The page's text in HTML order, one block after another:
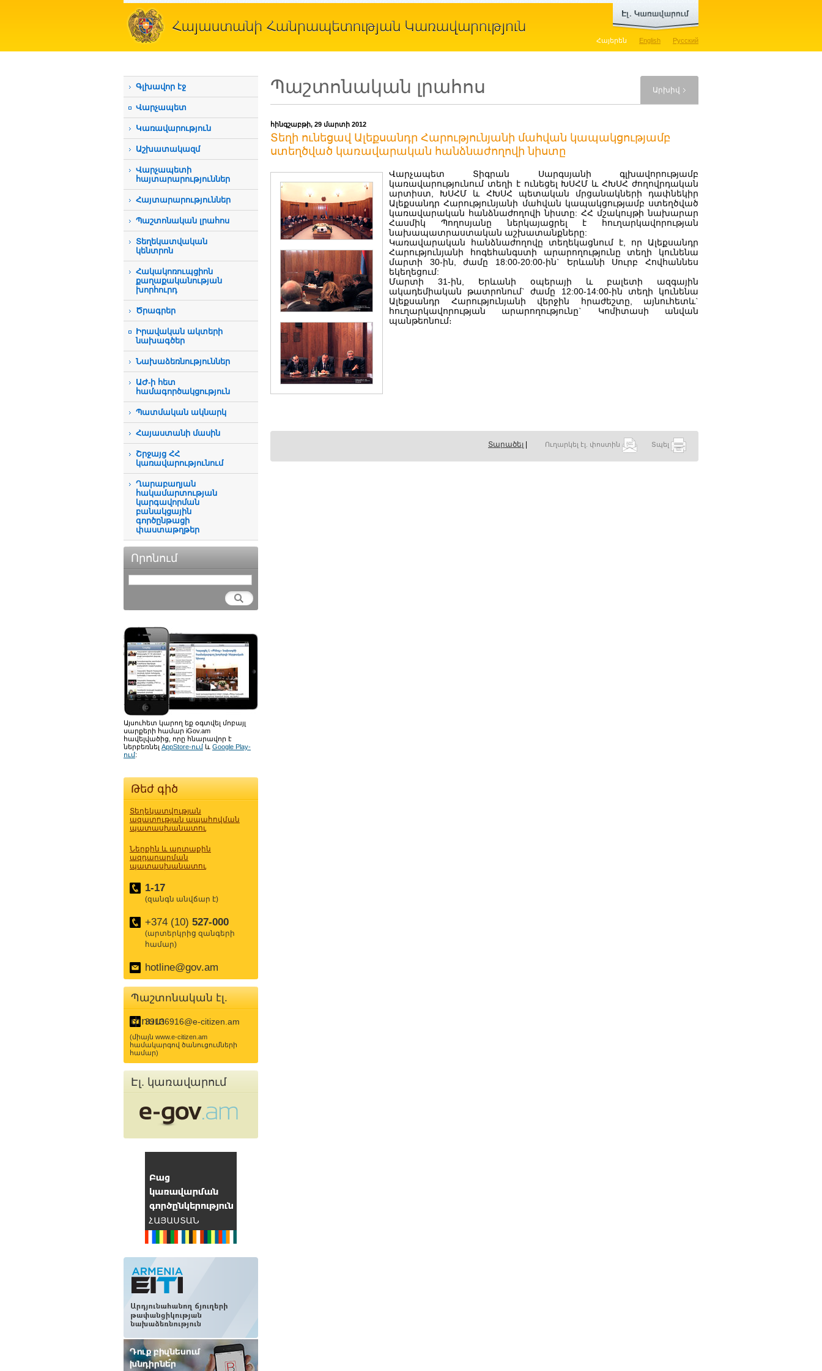
Հայերեն English Русский
Գլխավոր էջ
Վարչապետ
Կառավարություն
Աշխատակազմ
Վարչապետի
հայտարարություններ
Հայտարարություններ
Պաշտոնական լրահոս
Տեղեկատվական
կենտրոն
Հակակոռուպցիոն
քաղաքականության
խորհուրդ
Ծրագրեր
Իրավական ակտերի
նախագծեր
Նախաձեռնություններ
ԱԺ-ի հետ
համագործակցություն
Պատմական ակնարկ
Հայաստանի մասին
Շրջայց ՀՀ
կառավարությունում
Ղարաբաղյան
հակամարտության
կարգավորման
բանակցային
գործընթացի
փաստաթղթեր
Որոնում
Այսուհետ կարող եք օգտվել մոբայլ
սարքերի համար iGov.am
հավելվածից, որը հնարավոր է
ներբեռնել AppStore-ում և Google Play-
ում:
Թեժ գիծ
Տեղեկատվության
ազատության ապահովման
պատասխանատու
Ներքին և արտաքին
ազդարարման
պատասխանատու
1-17
(զանգն անվճար է)
+374 (10) 527-000
(արտերկրից զանգերի
համար)
hotline@gov.am
Պաշտոնական էլ.
փոստ
39136916@e-citizen.am
(միայն www.e-citizen.am
համակարգով ծանուցումների
համար)
Էլ. կառավարում
Պաշտոնական լրահոս Արխիվ
հինգշաբթի, 29 մարտի 2012
Տեղի ունեցավ Ալեքսանդր Հարությունյանի մահվան կապակցությամբ
ստեղծված կառավարական հանձնաժողովի նիստը
Վարչապետ Տիգրան Սարգսյանի գլխավորությամբ
կառավարությունում տեղի է ունեցել ԽՍՀՄ և ՀԽՍՀ ժողովրդական
արտիստ, ԽՍՀՄ և ՀԽՍՀ պետական մրցանակների դափնեկիր
Ալեքսանդր Հարությունյանի մահվան կապակցությամբ ստեղծված
կառավարական հանձնաժողովի նիստը: ՀՀ մշակույթի նախարար
Հասմիկ Պողոսյանը ներկայացրել է հուղարկավորության
նախապատրաստական աշխատանքները:
Կառավարական հանձնաժողովը տեղեկացնում է, որ Ալեքսանդր
Հարությունյանի հոգեհանգստի արարողությունը տեղի կունենա
մարտի 30-ին, ժամը 18:00-20:00-ին` Երևանի Սուրբ Հովհաննես
եկեղեցում:
Մարտի 31-ին, Երևանի օպերայի և բալետի ազգային
ակադեմիական թատրոնում` ժամը 12:00-14:00-ին տեղի կունենա
Ալեքսանդր Հարությունյանի վերջին հրաժեշտը, այնուհետև`
հուղարկավորության արարողությունը` Կոմիտասի անվան
պանթեոնում։
Տարածել Ուղարկել էլ. փոստին Տպել